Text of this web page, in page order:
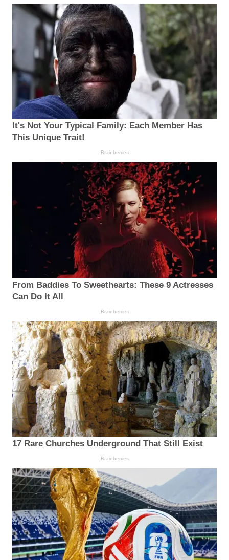
It's Not Your Typical Family: Each Member Has
This Unique Trait!
Brainberries
From Baddies To Sweethearts: These 9 Actresses
Can Do It All
Brainberries
17 Rare Churches Underground That Still Exist
Brainberries